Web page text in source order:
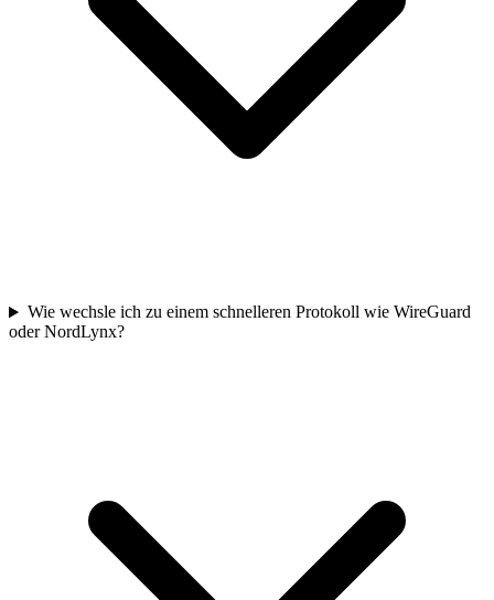
Wie wechsle ich zu einem schnelleren Protokoll wie WireGuard
oder NordLynx?